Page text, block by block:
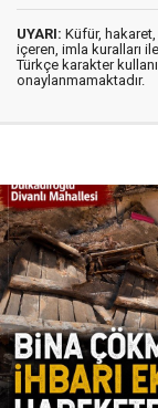
UYARI: Küfür,
içeren, imla kuralları
Türkçe karakter
onaylanmamaktadır.